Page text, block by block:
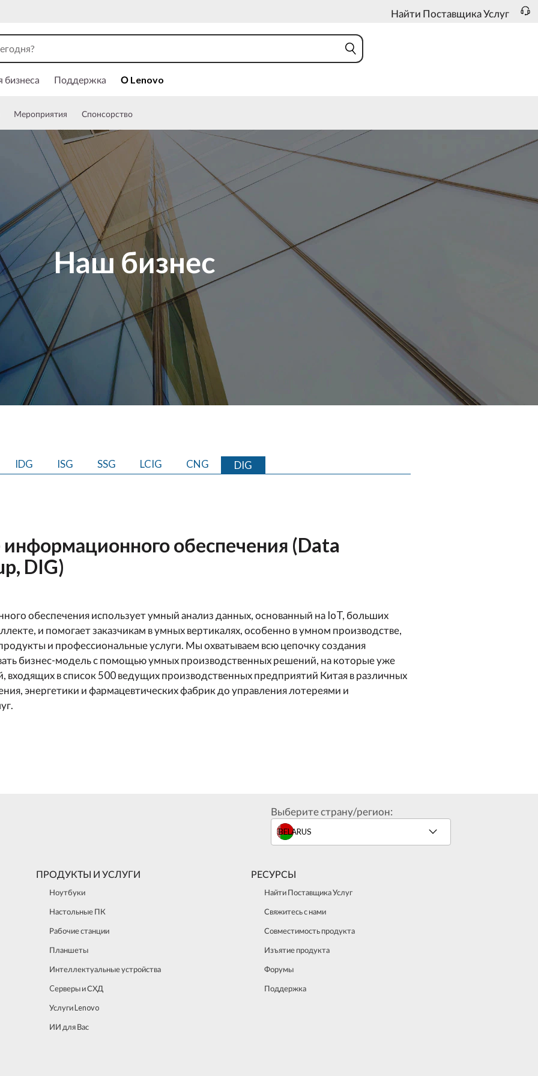
Найти Поставщика Услуг
бизнеса Поддержка О Lenovo
Мероприятия Спонсорство
Наш бизнес
IDG ISG SSG LCIG CNG DIG
обеспечения (Data
DIG)
обеспечения использует умный анализ данных, основанный на IoT, больших
и помогает заказчикам в умных вертикалях, особенно в умном производстве,
и профессиональные услуги. Мы охватываем всю цепочку создания
бизнес-модель с помощью умных производственных решений, на которые уже
входящих в список 500 ведущих производственных предприятий Китая в различных
энергетики и фармацевтических фабрик до управления лотереями и
Выберите страну/регион:
ПРОДУКТЫ И УСЛУГИ
Ноутбуки
Настольные ПК
Рабочие станции
Планшеты
Интеллектуальные устройства
Cерверы и СХД
Услуги Lenovo
ИИ для Вас
РЕСУРСЫ
Найти Поставщика Услуг
Свяжитесь с нами
Совместимость продукта
Изъятие продукта
Форумы
Поддержка